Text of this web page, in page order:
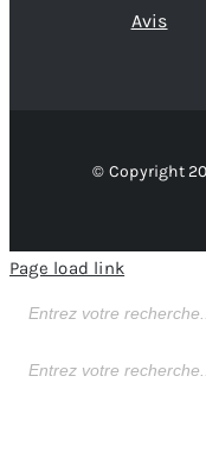
Avis
© Copyright
Page load link
de
de